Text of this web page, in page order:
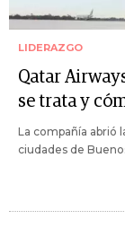
LIDERAZGO
Qatar
se trata y
La compañía abrió
ciudades de